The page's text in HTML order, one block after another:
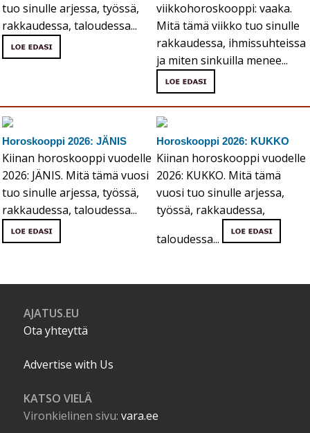
tuo sinulle arjessa, työssä,
rakkaudessa, taloudessa...
viikkohoroskooppi: vaaka.
Mitä tämä viikko tuo sinulle
rakkaudessa, ihmissuhteissa
ja miten sinkuilla menee...
Horoskooppi 2026: JÄNIS
Kiinan horoskooppi vuodelle
2026: JÄNIS. Mitä tämä vuosi
tuo sinulle arjessa, työssä,
rakkaudessa, taloudessa...
Horoskooppi 2026: KUKKO
Kiinan horoskooppi vuodelle
2026: KUKKO. Mitä tämä
vuosi tuo sinulle arjessa,
työssä, rakkaudessa,
taloudessa...
AJATUS.EU
Ota yhteyttä
Advertise with Us
KATSO VIELÄ
Vironkielinen sivu:vara.ee